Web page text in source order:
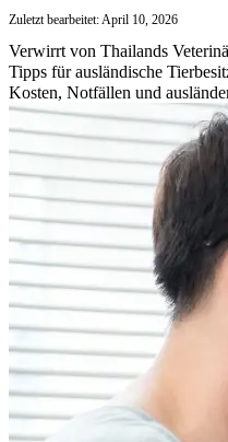
Zuletzt bearbeitet: April 10, 2026
Verwirrt von Thailands
Tipps für ausländische
Kosten, Notfällen und